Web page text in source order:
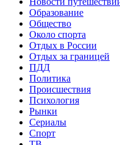
Образование
Общество
Около спорта
Отдых в России
Отдых за границей
ПДД
Политика
Происшествия
Психология
Рынки
Сериалы
Спорт